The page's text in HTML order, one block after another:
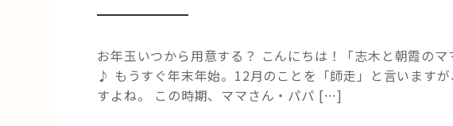
お年玉いつから用意する？ こんにちは！「志木と朝霞の
♪ もうすぐ年末年始。12月のことを「師走」と言います
すよね。 この時期、ママさん・パパ […]